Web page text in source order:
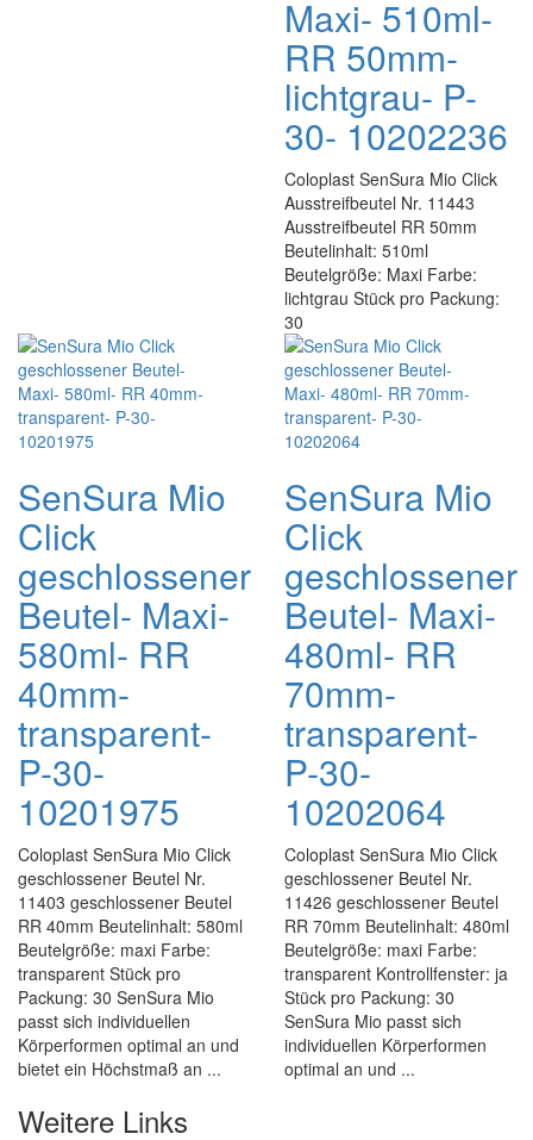
Maxi- 510ml-
RR 50mm-
lichtgrau- P-
30- 10202236
Coloplast SenSura Mio Click
Ausstreifbeutel Nr. 11443
Ausstreifbeutel RR 50mm
Beutelinhalt: 510ml
Beutelgröße: Maxi Farbe:
lichtgrau Stück pro Packung:
30
SenSura Mio
Click
geschlossener
Beutel- Maxi-
580ml- RR
40mm-
transparent-
P-30-
10201975
Coloplast SenSura Mio Click
geschlossener Beutel Nr.
11403 geschlossener Beutel
RR 40mm Beutelinhalt: 580ml
Beutelgröße: maxi Farbe:
transparent Stück pro
Packung: 30 SenSura Mio
passt sich individuellen
Körperformen optimal an und
bietet ein Höchstmaß an ...
SenSura Mio
Click
geschlossener
Beutel- Maxi-
480ml- RR
70mm-
transparent-
P-30-
10202064
Coloplast SenSura Mio Click
geschlossener Beutel Nr.
11426 geschlossener Beutel
RR 70mm Beutelinhalt: 480ml
Beutelgröße: maxi Farbe:
transparent Kontrollfenster: ja
Stück pro Packung: 30
SenSura Mio passt sich
individuellen Körperformen
optimal an und ...
Weitere Links